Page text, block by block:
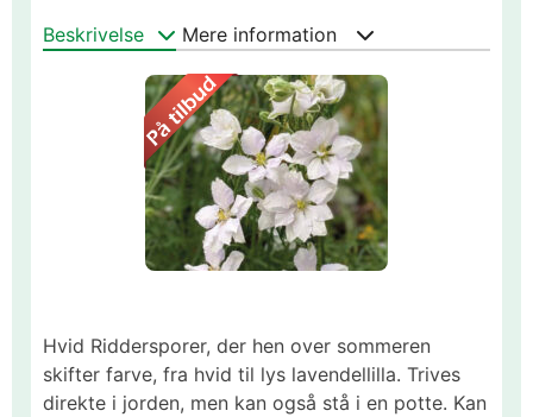
Beskrivelse Mere information
Hvid Riddersporer, der hen over sommeren
skifter farve, fra hvid til lys lavendellilla. Trives
direkte i jorden, men kan også stå i en potte. Kan